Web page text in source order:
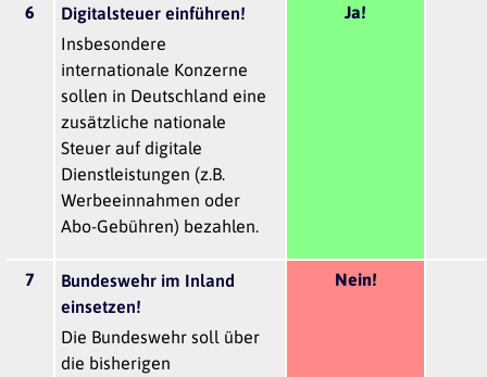
6
Digitalsteuer einführen!
Insbesondere
internationale Konzerne
sollen in Deutschland eine
zusätzliche nationale
Steuer auf digitale
Dienstleistungen (z.B.
Werbeeinnahmen oder
Abo-Gebühren) bezahlen.
Ja!
7
Bundeswehr im Inland
einsetzen!
Die Bundeswehr soll über
die bisherigen
Nein!